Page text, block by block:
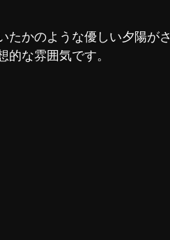
たかのような優しい夕陽がさ
な雰囲気です。